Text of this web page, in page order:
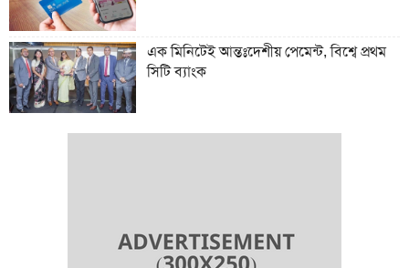
এক মিনিটেই আন্তঃদেশীয় পেমেন্ট, বিশ্বে প্রথম
সিটি ব্যাংক